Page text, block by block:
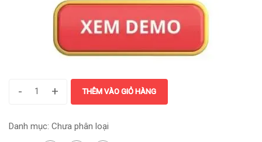
- + THÊM VÀO GIỎ HÀNG
Danh mục: Chưa phân loại